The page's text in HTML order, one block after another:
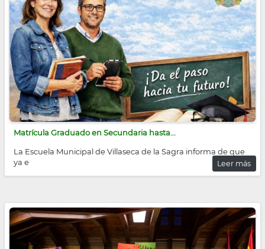
Matrícula Graduado en Secundaria hasta...
La Escuela Municipal de Villaseca de la Sagra informa de que
ya e
Leer más